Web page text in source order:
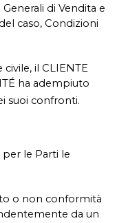
di Vendita e
caso, Condizioni
civile, il CLIENTE
ha adempiuto
suoi confronti.
le Parti le
o non conformità
da un